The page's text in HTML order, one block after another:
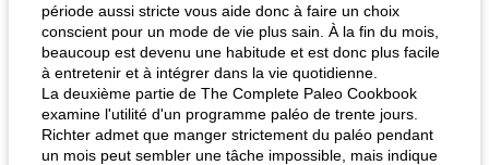
quinoa petit déjeuner méditerranéen
période aussi stricte vous aide donc à faire un choix
conscient pour un mode de vie plus sain. À la fin du mois,
beaucoup est devenu une habitude et est donc plus facile
à entretenir et à intégrer dans la vie quotidienne.
La deuxième partie de The Complete Paleo Cookbook
examine l'utilité d'un programme paléo de trente jours.
Richter admet que manger strictement du paléo pendant
un mois peut sembler une tâche impossible, mais indique